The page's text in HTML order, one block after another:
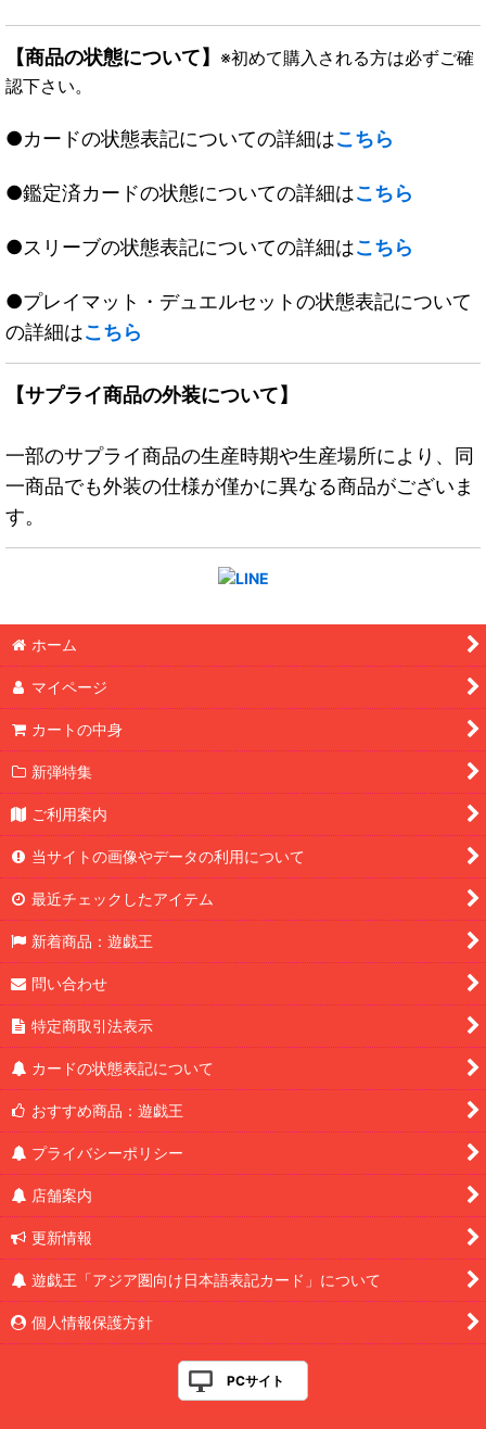
【商品の状態について】 ※初めて購入される方は必ずご確
認下さい。
●カードの状態表記についての詳細はこちら
●鑑定済カードの状態についての詳細はこちら
●スリーブの状態表記についての詳細はこちら
●プレイマット・デュエルセットの状態表記について
の詳細はこちら
【サプライ商品の外装について】
一部のサプライ商品の生産時期や生産場所により、同
一商品でも外装の仕様が僅かに異なる商品がございま
す。
ホーム
マイページ
カートの中身
新弾特集
ご利用案内
当サイトの画像やデータの利用について
最近チェックしたアイテム
新着商品：遊戯王
問い合わせ
特定商取引法表示
カードの状態表記について
おすすめ商品：遊戯王
プライバシーポリシー
店舗案内
更新情報
遊戯王「アジア圏向け日本語表記カード」について
個人情報保護方針
PCサイト